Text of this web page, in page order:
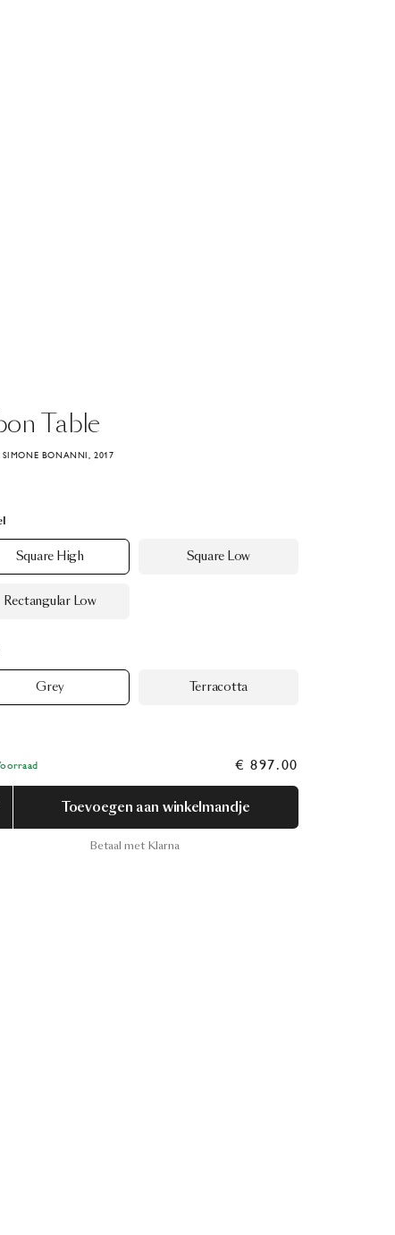
Table
SIMONE BONANNI, 2017
Square High Square Low
Rectangular Low
Grey Terracotta
€ 897.00
Toevoegen aan winkelmandje
Betaal met Klarna